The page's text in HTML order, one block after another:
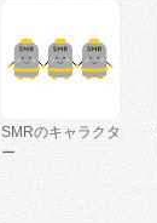
SMRのキャラクタ
ー